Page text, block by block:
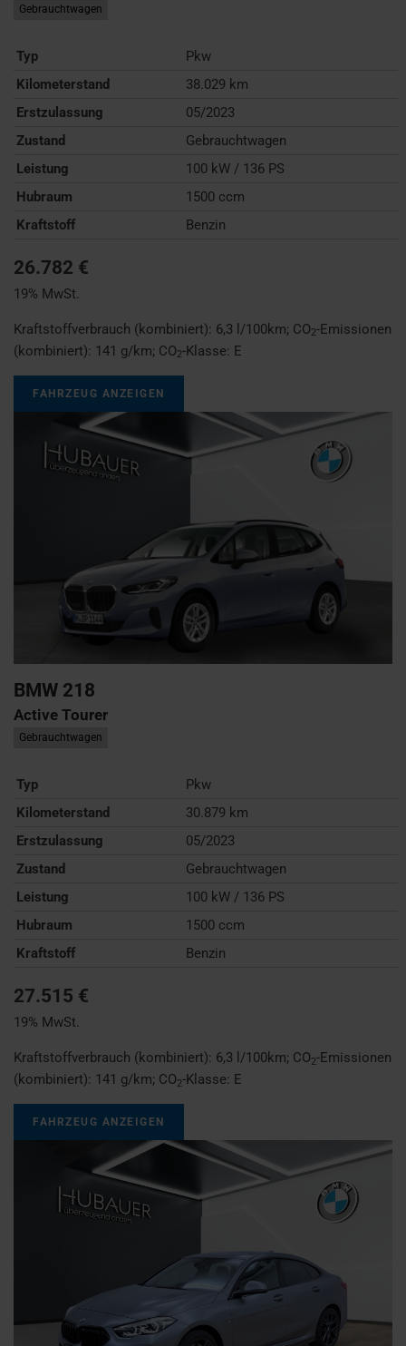
Gebrauchtwagen
Typ
Pkw
Kilometerstand
38.029 km
Erstzulassung
05/2023
Zustand
Gebrauchtwagen
Leistung
100 kW / 136 PS
Hubraum
1500 ccm
Kraftstoff
Benzin
26.782 €
19% MwSt.
Kraftstoffverbrauch (kombiniert): 6,3 l/100km; CO2-Emissionen
(kombiniert): 141 g/km; CO2-Klasse: E
FAHRZEUG ANZEIGEN
BMW 218
Active Tourer
Gebrauchtwagen
Typ
Pkw
Kilometerstand
30.879 km
Erstzulassung
05/2023
Zustand
Gebrauchtwagen
Leistung
100 kW / 136 PS
Hubraum
1500 ccm
Kraftstoff
Benzin
27.515 €
19% MwSt.
Kraftstoffverbrauch (kombiniert): 6,3 l/100km; CO2-Emissionen
(kombiniert): 141 g/km; CO2-Klasse: E
FAHRZEUG ANZEIGEN